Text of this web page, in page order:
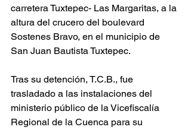
carretera Tuxtepec- Las Margaritas, a la
altura del crucero del boulevard
Sostenes Bravo, en el municipio de
San Juan Bautista Tuxtepec.
Tras su detención, T.C.B., fue
trasladado a las instalaciones del
ministerio público de la Vicefiscalía
Regional de la Cuenca para su